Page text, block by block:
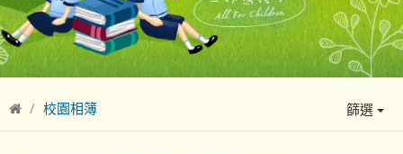
校園相簿 篩選